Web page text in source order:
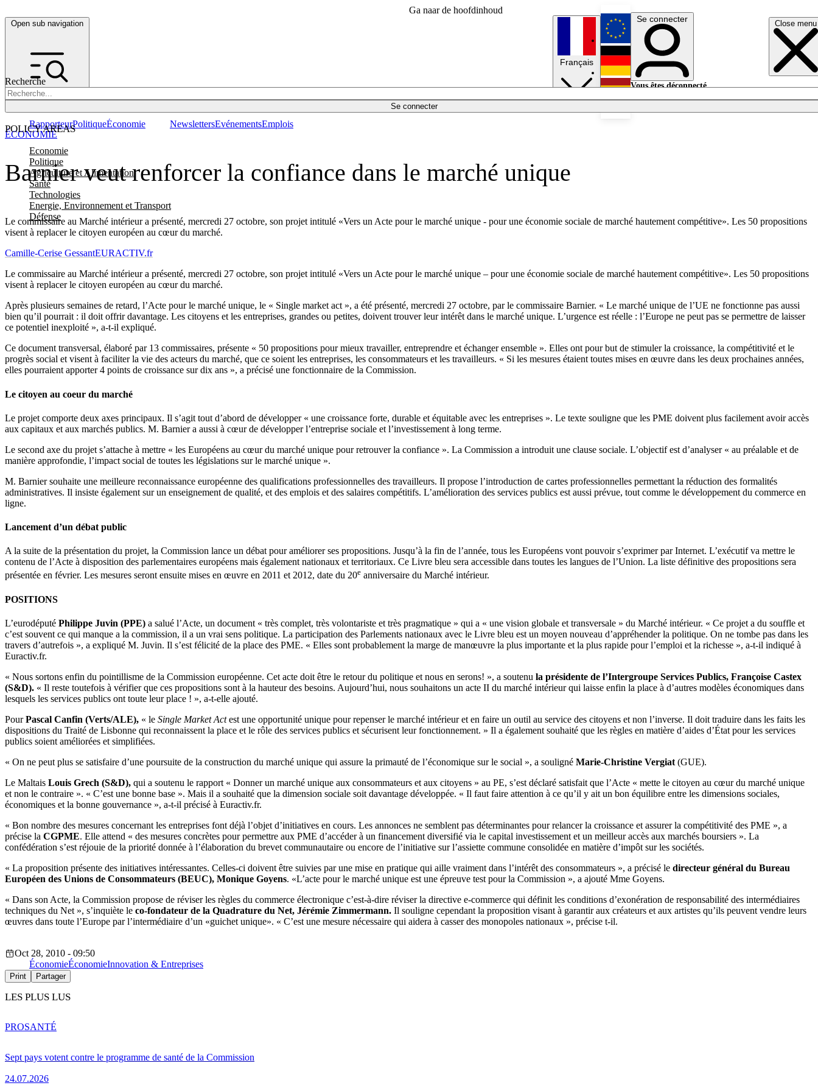
Ga naar de hoofdinhoud
Open sub navigation Close menu
Recherche
Se connecter
POLICY AREAS
Economie
Politique
Agriculture et Alimentation
Santé
Technologies
Energie, Environnement et Transport
Défense
RapporteurPolitiqueÉconomie NewslettersEvénementsEmplois
Français
English
Deutsch
Se connecter
Vous êtes déconnecté.
Barnier veut renforcer la confiance dans le marché unique
Le commissaire au Marché intérieur a présenté, mercredi 27 octobre, son projet intitulé «Vers un Acte pour le marché unique - pour une économie sociale de marché hautement compétitive». Les 50 propositions
visent à replacer le citoyen européen au cœur du marché.
ÉCONOMIE
Camille-Cerise GessantEURACTIV.fr
Le commissaire au Marché intérieur a présenté, mercredi 27 octobre, son projet intitulé «Vers un Acte pour le marché unique – pour une économie sociale de marché hautement compétitive». Les 50 propositions
visent à replacer le citoyen européen au cœur du marché.
Après plusieurs semaines de retard, l’Acte pour le marché unique, le « Single market act », a été présenté, mercredi 27 octobre, par le commissaire Barnier. « Le marché unique de l’UE ne fonctionne pas aussi
bien qu’il pourrait : il doit offrir davantage. Les citoyens et les entreprises, grandes ou petites, doivent trouver leur intérêt dans le marché unique. L’urgence est réelle : l’Europe ne peut pas se permettre de laisser
ce potentiel inexploité », a-t-il expliqué.
Ce document transversal, élaboré par 13 commissaires, présente « 50 propositions pour mieux travailler, entreprendre et échanger ensemble ». Elles ont pour but de stimuler la croissance, la compétitivité et le
progrès social et visent à faciliter la vie des acteurs du marché, que ce soient les entreprises, les consommateurs et les travailleurs. « Si les mesures étaient toutes mises en œuvre dans les deux prochaines années,
elles pourraient apporter 4 points de croissance sur dix ans », a précisé une fonctionnaire de la Commission.
Le citoyen au coeur du marché
Le projet comporte deux axes principaux. Il s’agit tout d’abord de développer « une croissance forte, durable et équitable avec les entreprises ». Le texte souligne que les PME doivent plus facilement avoir accès
aux capitaux et aux marchés publics. M. Barnier a aussi à cœur de développer l’entreprise sociale et l’investissement à long terme.
Le second axe du projet s’attache à mettre « les Européens au cœur du marché unique pour retrouver la confiance ». La Commission a introduit une clause sociale. L’objectif est d’analyser « au préalable et de
manière approfondie, l’impact social de toutes les législations sur le marché unique ».
M. Barnier souhaite une meilleure reconnaissance européenne des qualifications professionnelles des travailleurs. Il propose l’introduction de cartes professionnelles permettant la réduction des formalités
administratives. Il insiste également sur un enseignement de qualité, et des emplois et des salaires compétitifs. L’amélioration des services publics est aussi prévue, tout comme le développement du commerce en
ligne.
Lancement d’un débat public
A la suite de la présentation du projet, la Commission lance un débat pour améliorer ses propositions. Jusqu’à la fin de l’année, tous les Européens vont pouvoir s’exprimer par Internet. L’exécutif va mettre le
contenu de l’Acte à disposition des parlementaires européens mais également nationaux et territoriaux. Ce Livre bleu sera accessible dans toutes les langues de l’Union. La liste définitive des propositions sera
présentée en février. Les mesures seront ensuite mises en œuvre en 2011 et 2012, date du 20e anniversaire du Marché intérieur.
POSITIONS
L’eurodéputé Philippe Juvin (PPE) a salué l’Acte, un document « très complet, très volontariste et très pragmatique » qui a « une vision globale et transversale » du Marché intérieur. « Ce projet a du souffle et
c’est souvent ce qui manque a la commission, il a un vrai sens politique. La participation des Parlements nationaux avec le Livre bleu est un moyen nouveau d’appréhender la politique. On ne tombe pas dans les
travers d’autrefois », a expliqué M. Juvin. Il s’est félicité de la place des PME. « Elles sont probablement la marge de manœuvre la plus importante et la plus rapide pour l’emploi et la richesse », a-t-il indiqué à
Euractiv.fr.
« Nous sortons enfin du pointillisme de la Commission européenne. Cet acte doit être le retour du politique et nous en serons! », a soutenu la présidente de l’Intergroupe Services Publics, Françoise Castex
(S&D). « Il reste toutefois à vérifier que ces propositions sont à la hauteur des besoins. Aujourd’hui, nous souhaitons un acte II du marché intérieur qui laisse enfin la place à d’autres modèles économiques dans
lesquels les services publics ont toute leur place ! », a-t-elle ajouté.
PourPascal Canfin (Verts/ALE), « le Single Market Actest une opportunité unique pour repenser le marché intérieur et en faire un outil au service des citoyens et non l’inverse. Il doit traduire dans les faits les
dispositions du Traité de Lisbonne qui reconnaissent la place et le rôle des services publics et sécurisent leur fonctionnement. » Il a également souhaité que les règles en matière d’aides d’État pour les services
publics soient améliorées et simplifiées.
« On ne peut plus se satisfaire d’une poursuite de la construction du marché unique qui assure la primauté de l’économique sur le social », a souligné Marie-Christine Vergiat (GUE).
Le Maltais Louis Grech (S&D), qui a soutenu le rapport « Donner un marché unique aux consommateurs et aux citoyens » au PE, s’est déclaré satisfait que l’Acte « mette le citoyen au cœur du marché unique
et non le contraire ». « C’est une bonne base ». Mais il a souhaité que la dimension sociale soit davantage développée. « Il faut faire attention à ce qu’il y ait un bon équilibre entre les dimensions sociales,
économiques et la bonne gouvernance », a-t-il précisé à Euractiv.fr.
« Bon nombre des mesures concernant les entreprises font déjà l’objet d’initiatives en cours. Les annonces ne semblent pas déterminantes pour relancer la croissance et assurer la compétitivité des PME », a
précise la CGPME. Elle attend « des mesures concrètes pour permettre aux PME d’accéder à un financement diversifié via le capital investissement et un meilleur accès aux marchés boursiers ». La
confédération s’est réjouie de la priorité donnée à l’élaboration du brevet communautaire ou encore de l’initiative sur l’assiette commune consolidée en matière d’impôt sur les sociétés.
« La proposition présente des initiatives intéressantes. Celles-ci doivent être suivies par une mise en pratique qui aille vraiment dans l’intérêt des consommateurs », a précisé le directeur général du Bureau
Européen des Unions de Consommateurs (BEUC), Monique Goyens. «L’acte pour le marché unique est une épreuve test pour la Commission », a ajouté Mme Goyens.
« Dans son Acte, la Commission propose de réviser les règles du commerce électronique c’est-à-dire réviser la directive e-commerce qui définit les conditions d’exonération de responsabilité des intermédiaires
techniques du Net », s’inquiète le co-fondateur de la Quadrature du Net, Jérémie Zimmermann. Il souligne cependant la proposition visant à garantir aux créateurs et aux artistes qu’ils peuvent vendre leurs
œuvres dans toute l’Europe par l’intermédiaire d’un «guichet unique». « C’est une mesure nécessaire qui aidera à casser des monopoles nationaux », précise t-il.
Oct 28, 2010 - 09:50
ÉconomieÉconomieInnovation & Entreprises
Print Partager
LES PLUS LUS
Sept pays votent contre le programme de santé de la Commission
24.07.2026
PROSANTÉ